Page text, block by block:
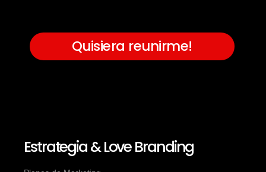
Quisiera reunirme!
Estrategia & Love Branding